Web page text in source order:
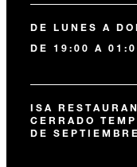
DE LUNES A
DE 19:00 A
ISA
CERRADO
DE